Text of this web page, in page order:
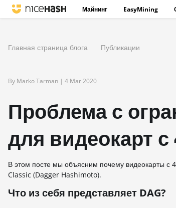
Майнинг EasyMining
Главная страница блога Публикации
By Marko Tarman | 4 Mar 2020
Проблема с
для видеокарт
В этом посте мы объясним почему видеокарты
Classic (Dagger Hashimoto).
Что из себя представляет DAG?